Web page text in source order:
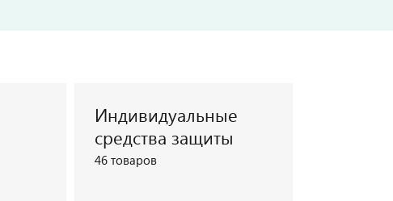
Индивидуальные
средства защиты
46 товаров